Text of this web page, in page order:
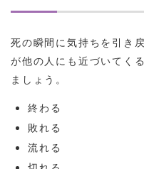
死の瞬間に気持ちを引き
が他の人にも近づいてく
ましょう。
終わる
敗れる
流れる